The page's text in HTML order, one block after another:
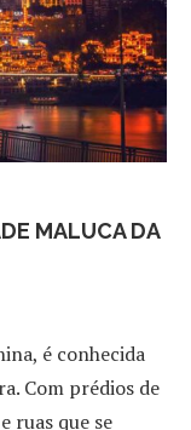
MALUCA DA
é conhecida
Com prédios de
ruas que se